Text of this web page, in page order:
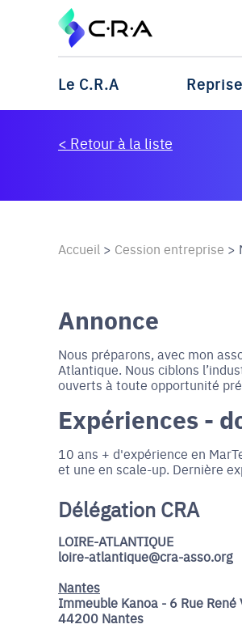
Le C.R.A
< Retour à la liste
Accueil > Cession entreprise >
Annonce
Nous préparons, avec mon
Atlantique. Nous ciblons
ouverts à toute opportunité
Expériences -
10 ans + d'expérience en
et une en scale-up. Dernière
Délégation CRA
LOIRE-ATLANTIQUE
loire-atlantique@cra-asso.org
Nantes
Immeuble Kanoa - 6 Rue René
44200 Nantes